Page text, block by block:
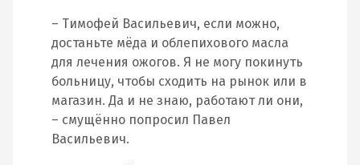
– Тимофей Васильевич, если можно,
достаньте мёда и облепихового масла
для лечения ожогов. Я не могу покинуть
больницу, чтобы сходить на рынок или в
магазин. Да и не знаю, работают ли они,
– смущённо попросил Павел
Васильевич.